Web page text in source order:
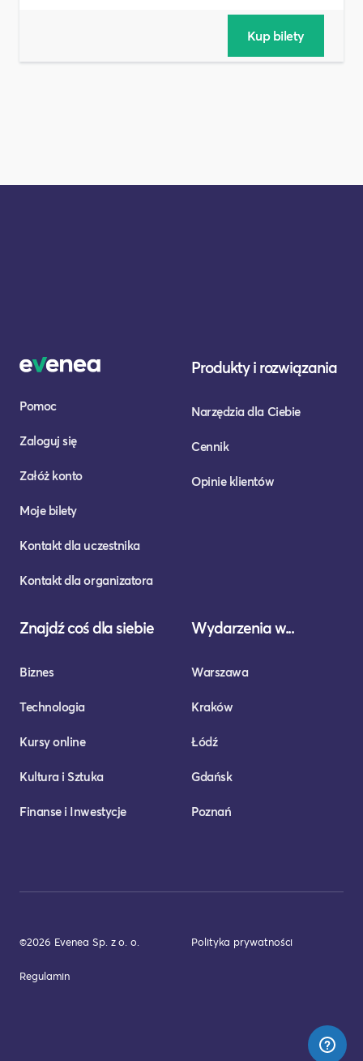
Pomoc
Zaloguj się
Załóż konto
Moje bilety
Kontakt dla uczestnika
Kontakt dla organizatora
Produkty i rozwiązania
Narzędzia dla Ciebie
Cennik
Opinie klientów
Znajdź coś dla siebie
Biznes
Technologia
Kursy online
Kultura i Sztuka
Finanse i Inwestycje
Wydarzenia w...
Warszawa
Kraków
Łódź
Gdańsk
Poznań
©2026 Evenea Sp. z o. o. Polityka prywatności
Regulamin